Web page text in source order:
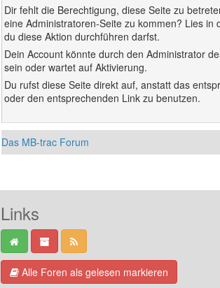
Dir fehlt die Berechtigung, diese Seite zu
eine Administratoren-Seite zu kommen? Lies in
du diese Aktion durchführen darfst.
Dein Account könnte durch den Administrator
sein oder wartet auf Aktivierung.
Du rufst diese Seite direkt auf, anstatt das
oder den entsprechenden Link zu benutzen.
Das MB-trac Forum
Links
Alle Foren als gelesen markieren